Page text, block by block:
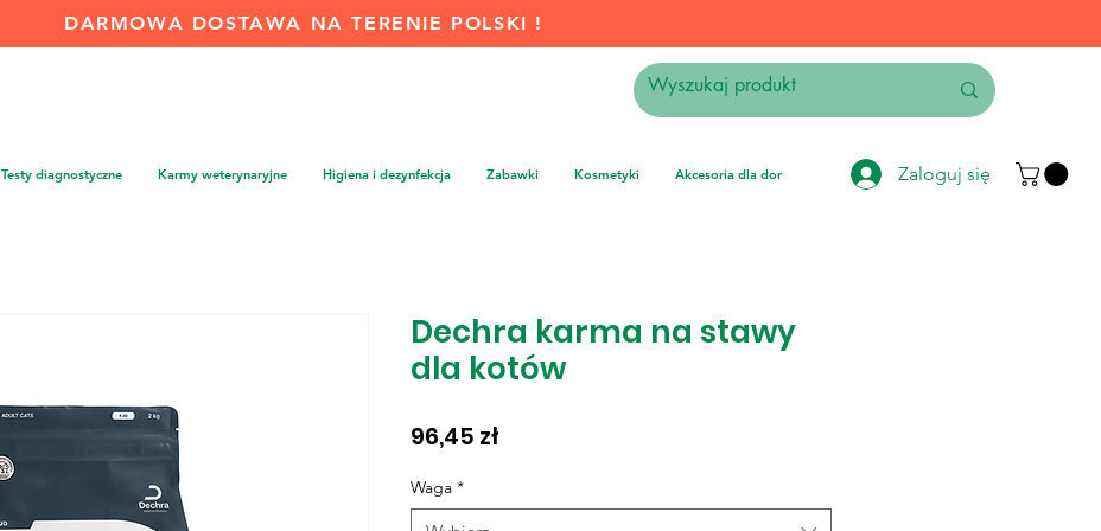
DARMOWA DOSTAWA NA TERENIE POLSKI !
Testy diagnostyczne Karmy weterynaryjne Higiena i dezynfekcja Zabawki Kosmetyki Akcesoria dla domu Elektronika Instrumenty muzyczne
Zaloguj się
Dechra karma na stawy
dla kotów
96,45 zł
Waga *